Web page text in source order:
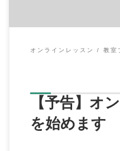
オンラインレッスン 教室
【予告】オ
を始めます